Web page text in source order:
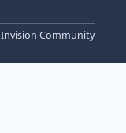
Invision Community